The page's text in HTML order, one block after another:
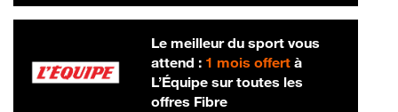
Le meilleur du sport vous
attend : 1 mois offertà
L’Équipe sur toutes les
offres Fibre